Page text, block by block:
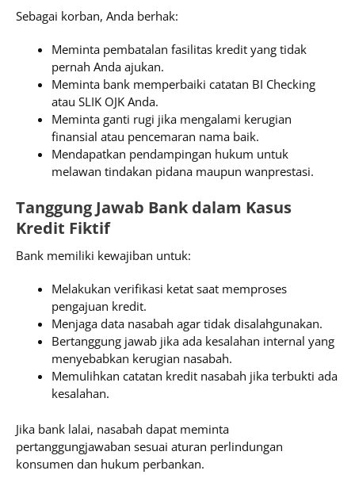
Sebagai korban, Anda berhak:
Meminta pembatalan fasilitas kredit yang tidak
pernah Anda ajukan.
Meminta bank memperbaiki catatan BI Checking
atau SLIK OJK Anda.
Meminta ganti rugi jika mengalami kerugian
finansial atau pencemaran nama baik.
Mendapatkan pendampingan hukum untuk
melawan tindakan pidana maupun wanprestasi.
Tanggung Jawab Bank dalam Kasus
Kredit Fiktif
Bank memiliki kewajiban untuk:
Melakukan verifikasi ketat saat memproses
pengajuan kredit.
Menjaga data nasabah agar tidak disalahgunakan.
Bertanggung jawab jika ada kesalahan internal yang
menyebabkan kerugian nasabah.
Memulihkan catatan kredit nasabah jika terbukti ada
kesalahan.
Jika bank lalai, nasabah dapat meminta
pertanggungjawaban sesuai aturan perlindungan
konsumen dan hukum perbankan.